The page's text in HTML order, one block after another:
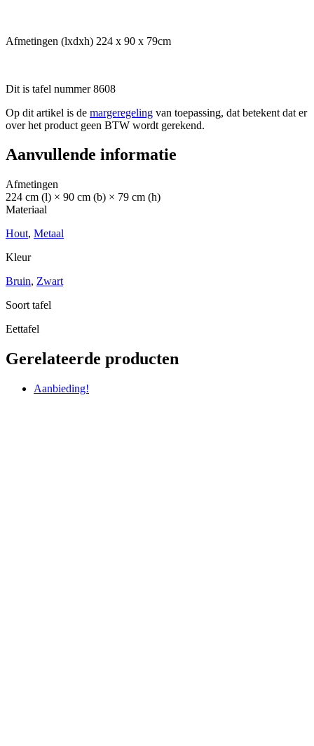
Afmetingen (lxdxh) 224 x 90 x 79cm
Dit is tafel nummer 8608
Op dit artikel is de margeregeling van toepassing, dat betekent dat er
over het product geen BTW wordt gerekend.
Aanvullende informatie
Afmetingen
224 cm (l) × 90 cm (b) × 79 cm (h)
Materiaal
Hout, Metaal
Kleur
Bruin, Zwart
Soort tafel
Eettafel
Gerelateerde producten
Aanbieding!